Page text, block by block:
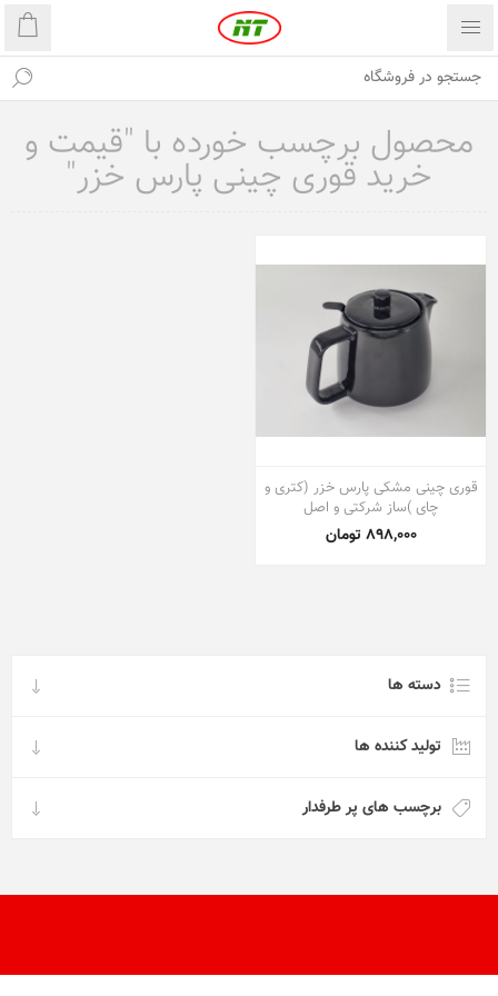
محصول برچسب خورده با "قیمت و
خرید قوری چینی پارس خزر"
قوری چینی مشکی پارس خزر (کتری و
چای‌ )ساز شرکتی و اصل
898,000 تومان
دسته ها
تولید کننده ها
برچسب های پر طرفدار